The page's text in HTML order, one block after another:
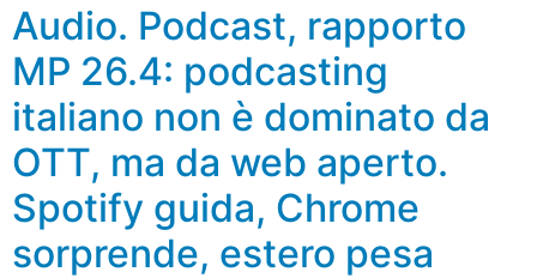
Audio. Podcast, rapporto
MP 26.4: podcasting
italiano non è dominato da
OTT, ma da web aperto.
Spotify guida, Chrome
sorprende, estero pesa